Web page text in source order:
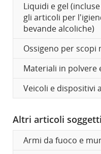
Liquidi e gel
gli articoli per
bevande alcoliche)
Ossigeno per scopi
Materiali in polvere
Veicoli e dispositivi
Altri articoli
Armi da fuoco e